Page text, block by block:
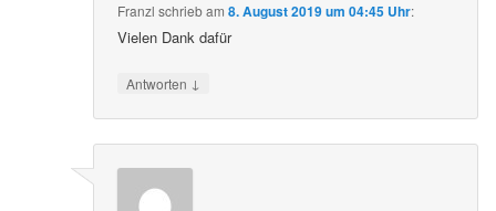
Franzl schriebam8. August 2019 um 04:45 Uhr:
Vielen Dank dafür
Antworten ↓